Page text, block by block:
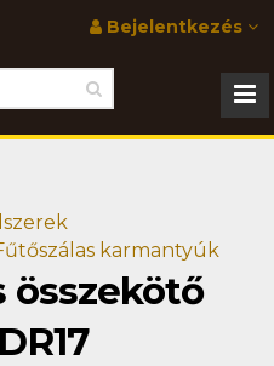
Bejelentkezés
karmantyúk
összekötő